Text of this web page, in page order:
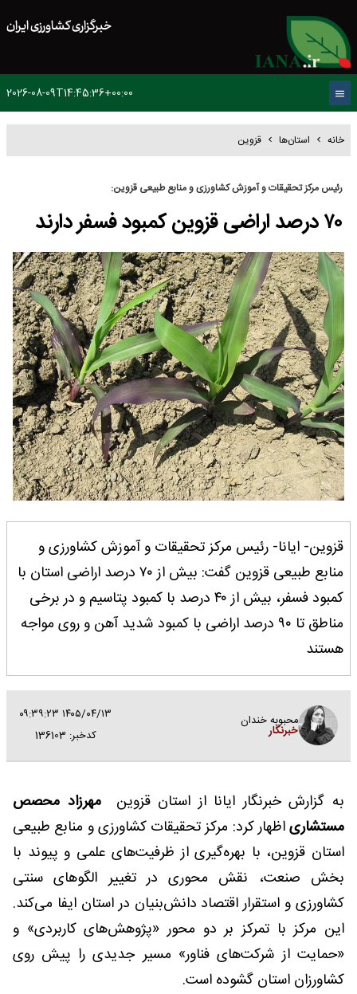
خبرگزاری کشاورزی ایران
2026-08-09T14:45:36+00:00
خانه استان‌ها قزوین
رئیس مرکز تحقیقات و آموزش کشاورزی و منابع طبیعی قزوین:
۷۰ درصد اراضی قزوین کمبود فسفر دارند
قزوین- ایانا- رئیس مرکز تحقیقات و آموزش کشاورزی و
منابع طبیعی قزوین گفت: بیش از ۷۰ درصد اراضی استان با
کمبود فسفر، بیش از ۴۰ درصد با کمبود پتاسیم و در برخی
مناطق تا ۹۰ درصد اراضی با کمبود شدید آهن و روی مواجه
هستند
محبوبه خندان
خبرنگار
۱۴۰۵/۰۴/۱۳ ۰۹:۳۹:۲۳
کدخبر: 136103
به گزارش خبرنگار ایانا از استان قزوینمهرزاد محصص
مستشاریاظهار کرد: مرکز تحقیقات کشاورزی و منابع طبیعی
استان قزوین، با بهره‌گیری از ظرفیت‌های علمی و پیوند با
بخش صنعت، نقش محوری در تغییر الگوهای سنتی
کشاورزی و استقرار اقتصاد دانش‌بنیان در استان ایفا می‌کند.
این مرکز با تمرکز بر دو محور «پژوهش‌های کاربردی» و
«حمایت از شرکت‌های فناور» مسیر جدیدی را پیش روی
کشاورزان استان گشوده است.